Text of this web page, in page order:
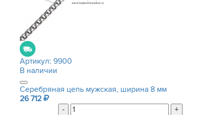
Артикул: 9900
В наличии
Серебряная цепь мужская, ширина 8 мм
26 712
-
+